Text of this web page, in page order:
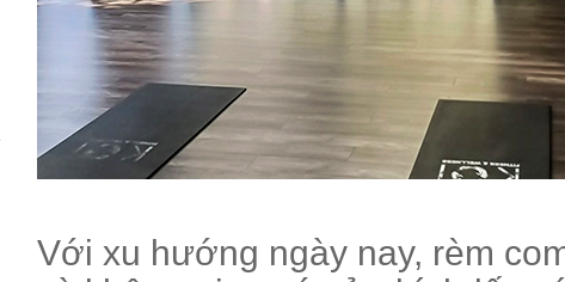
Với xu hướng ngày nay, rèm